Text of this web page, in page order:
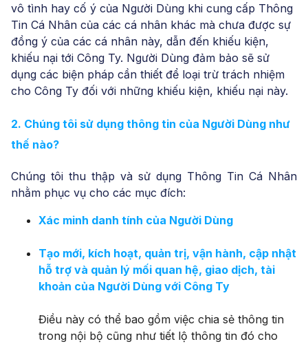
vô tình hay cố ý của Người Dùng khi cung cấp Thông
Tin Cá Nhân của các cá nhân khác mà chưa được sự
đồng ý của các cá nhân này, dẫn đến khiếu kiện,
khiếu nại tới Công Ty. Người Dùng đảm bảo sẽ sử
dụng các biện pháp cần thiết để loại trừ trách nhiệm
cho Công Ty đối với những khiếu kiện, khiếu nại này.
2. Chúng tôi sử dụng thông tin của Người Dùng như
thế nào?
Chúng tôi thu thập và sử dụng Thông Tin Cá Nhân
nhằm phục vụ cho các mục đích:
Xác minh danh tính của Người Dùng
Tạo mới, kích hoạt, quản trị, vận hành, cập nhật
hỗ trợ và quản lý mối quan hệ, giao dịch, tài
khoản của Người Dùng với Công Ty
Điều này có thể bao gồm việc chia sẻ thông tin
trong nội bộ cũng như tiết lộ thông tin đó cho